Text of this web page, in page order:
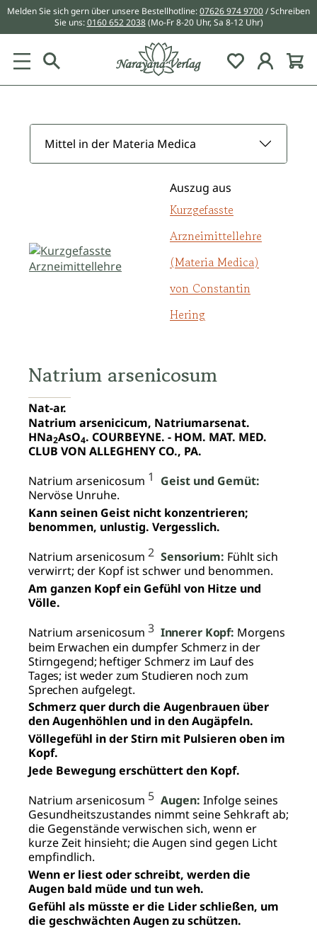
springen
Melden Sie sich gern über unsere Bestellhotline:07626 974 9700/ Schreiben
Sie uns:0160 652 2038 (Mo-Fr 8-20 Uhr, Sa 8-12 Uhr)
Du hast 0
Mittel in der Materia Medica
Auszug aus
Kurzgefasste
Arzneimittellehre
(Materia Medica)
von Constantin
Hering
Natrium arsenicosum
Nat-ar.
Natrium arsenicicum, Natriumarsenat.
HNa2AsO4. COURBEYNE. - HOM. MAT. MED.
CLUB VON ALLEGHENY CO., PA.
Natrium arsenicosum 1 Geist und Gemüt:
Nervöse Unruhe.
Kann seinen Geist nicht konzentrieren;
benommen, unlustig. Vergesslich.
Natrium arsenicosum 2 Sensorium: Fühlt sich
verwirrt; der Kopf ist schwer und benommen.
Am ganzen Kopf ein Gefühl von Hitze und
Völle.
Natrium arsenicosum 3 Innerer Kopf: Morgens
beim Erwachen ein dumpfer Schmerz in der
Stirngegend; heftiger Schmerz im Lauf des
Tages; ist weder zum Studieren noch zum
Sprechen aufgelegt.
Schmerz quer durch die Augenbrauen über
den Augenhöhlen und in den Augäpfeln.
Völlegefühl in der Stirn mit Pulsieren oben im
Kopf.
Jede Bewegung erschüttert den Kopf.
Natrium arsenicosum 5 Augen: Infolge seines
Gesundheitszustandes nimmt seine Sehkraft ab;
die Gegenstände verwischen sich, wenn er
kurze Zeit hinsieht; die Augen sind gegen Licht
empfindlich.
Wenn er liest oder schreibt, werden die
Augen bald müde und tun weh.
Gefühl als müsste er die Lider schließen, um
die geschwächten Augen zu schützen.